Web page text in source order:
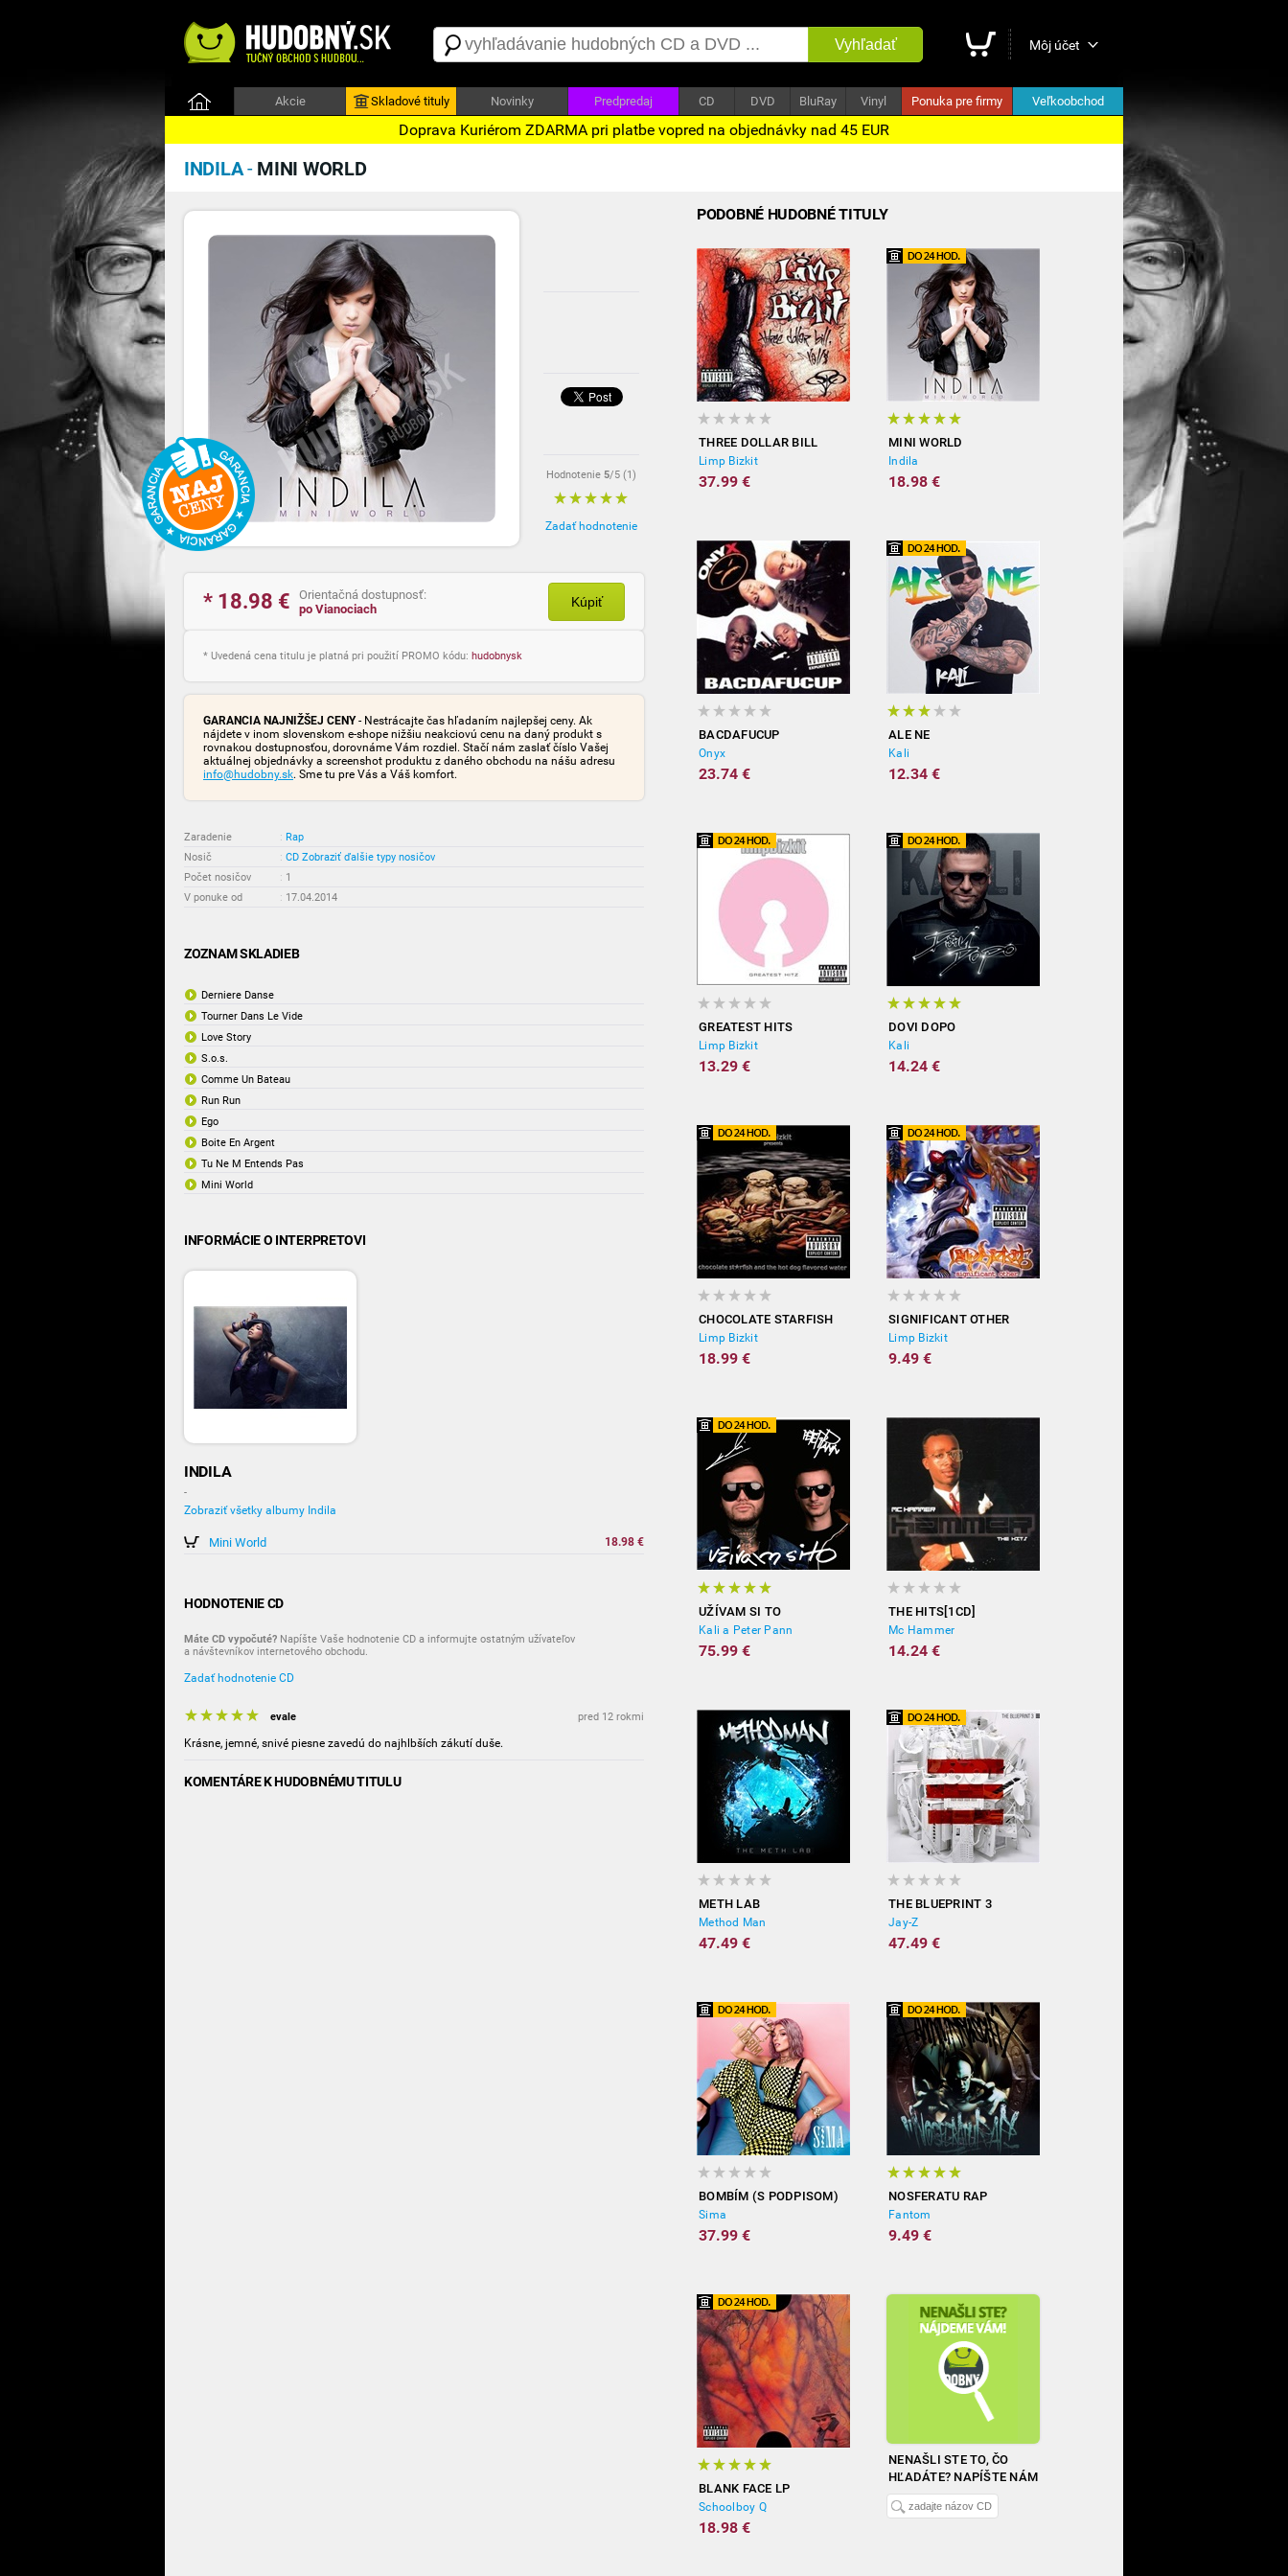
Vyhľadať Môj účet
Akcie Skladové tituly Novinky Predpredaj CD DVD BluRay Vinyl Ponuka pre firmy Veľkoobchod
Doprava Kuriérom ZDARMA pri platbe vopred na objednávky nad 45 EUR
INDILA- MINI WORLD
Hodnotenie 5/5 (1)
Zadať hodnotenie
* 18.98 €
Orientačná dostupnosť:
po Vianociach
Kúpiť
* Uvedená cena titulu je platná pri použití PROMO kódu: hudobnysk
GARANCIA NAJNIŽŠEJ CENY- Nestrácajte čas hľadaním najlepšej ceny. Ak
nájdete v inom slovenskom e-shope nižšiu neakciovú cenu na daný produkt s
rovnakou dostupnosťou, dorovnáme Vám rozdiel. Stačí nám zaslať číslo Vašej
aktuálnej objednávky a screenshot produktu z daného obchodu na nášu adresu
info@hudobny.sk. Sme tu pre Vás a Váš komfort.
Zaradenie : Rap
Nosič
: CD Zobraziť ďalšie typy nosičov
Počet nosičov
: 1
V ponuke od
: 17.04.2014
ZOZNAM SKLADIEB
Derniere Danse
Tourner Dans Le Vide
Love Story
S.o.s.
Comme Un Bateau
Run Run
Ego
Boite En Argent
Tu Ne M Entends Pas
Mini World
INFORMÁCIE O INTERPRETOVI
INDILA
-
Zobraziť všetky albumy Indila
Mini World 18.98 €
HODNOTENIE CD
Máte CD vypočuté? Napíšte Vaše hodnotenie CD a informujte ostatným užívateľov
a návštevníkov internetového obchodu.
Zadať hodnotenie CD
evale pred 12 rokmi
Krásne, jemné, snivé piesne zavedú do najhlbších zákutí duše.
KOMENTÁRE K HUDOBNÉMU TITULU
PODOBNÉ HUDOBNÉ TITULY
THREE DOLLAR BILL
Limp Bizkit
37.99 €
MINI WORLD
Indila
18.98 €
BACDAFUCUP
Onyx
23.74 €
ALE NE
Kali
12.34 €
GREATEST HITS
Limp Bizkit
13.29 €
DOVI DOPO
Kali
14.24 €
CHOCOLATE STARFISH
Limp Bizkit
18.99 €
SIGNIFICANT OTHER
Limp Bizkit
9.49 €
UŽÍVAM SI TO
Kali a Peter Pann
75.99 €
THE HITS[1CD]
Mc Hammer
14.24 €
METH LAB
Method Man
47.49 €
THE BLUEPRINT 3
Jay-Z
47.49 €
BOMBÍM (S PODPISOM)
Sima
37.99 €
NOSFERATU RAP
Fantom
9.49 €
BLANK FACE LP
Schoolboy Q
18.98 €
NENAŠLI STE TO, ČO
HĽADÁTE? NAPÍŠTE NÁM